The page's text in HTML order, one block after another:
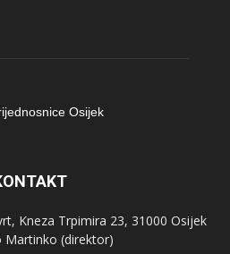
Kneza Trpimira 23, 31000 Osijek
Martinko (direktor)